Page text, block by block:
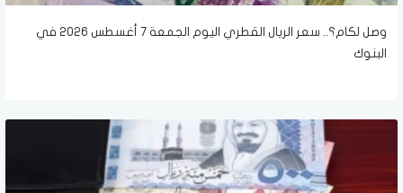
وصل لكام؟.. سعر الريال القطري اليوم الجمعة 7 أغسطس 2026 في
البنوك